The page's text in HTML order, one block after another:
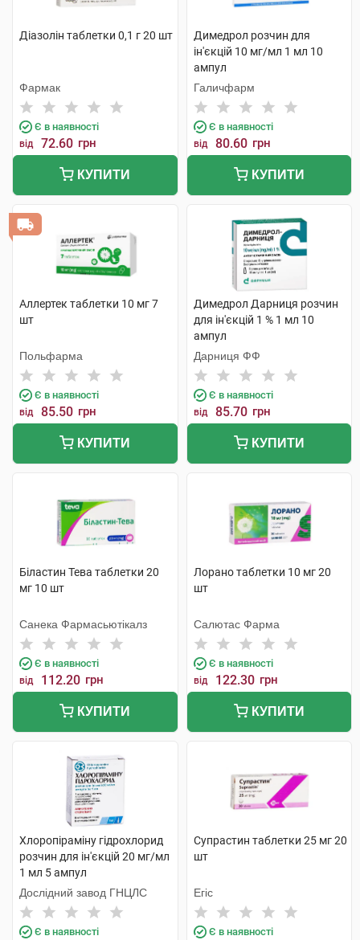
Діазолін таблетки 0,1 г 20 шт
Фармак
Є в наявності
від 72.60 грн
КУПИТИ
Димедрол розчин для
ін'єкцій 10 мг/мл 1 мл 10
ампул
Галичфарм
Є в наявності
від 80.60 грн
КУПИТИ
Аллертек таблетки 10 мг 7
шт
Польфарма
Є в наявності
від 85.50 грн
КУПИТИ
Димедрол Дарниця розчин
для ін'єкцій 1 % 1 мл 10
ампул
Дарниця ФФ
Є в наявності
від 85.70 грн
КУПИТИ
Біластин Тева таблетки 20
мг 10 шт
Санека Фармасьютікалз
Є в наявності
від 112.20 грн
КУПИТИ
Лорано таблетки 10 мг 20
шт
Салютас Фарма
Є в наявності
від 122.30 грн
КУПИТИ
Хлоропіраміну гідрохлорид
розчин для ін'єкцій 20 мг/мл
1 мл 5 ампул
Дослідний завод ГНЦЛС
Є в наявності
Супрастин таблетки 25 мг 20
шт
Егіс
Є в наявності